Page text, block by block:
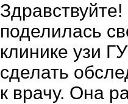
поделилась
клинике узи
сделать
к врачу. Она